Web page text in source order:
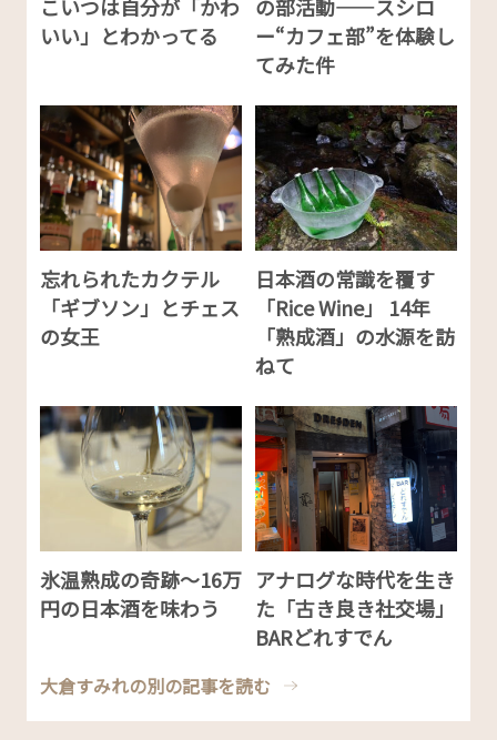
こいつは自分が「かわ
いい」とわかってる
の部活動——スシロ
ー“カフェ部”を体験し
てみた件
忘れられたカクテル
「ギブソン」とチェス
の女王
日本酒の常識を覆す
「Rice Wine」 14年
「熟成酒」の水源を訪
ねて
氷温熟成の奇跡〜16万
円の日本酒を味わう
アナログな時代を生き
た「古き良き社交場」
BARどれすでん
大倉すみれの別の記事を読む